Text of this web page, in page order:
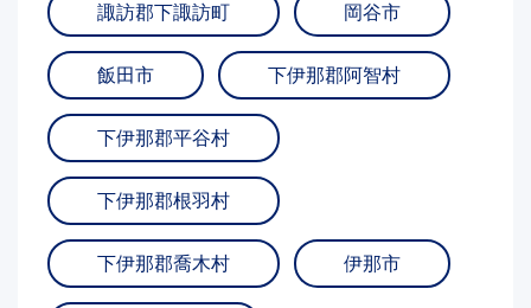
諏訪郡下諏訪町 岡谷市
飯田市 下伊那郡阿智村
下伊那郡平谷村
下伊那郡根羽村
下伊那郡喬木村 伊那市